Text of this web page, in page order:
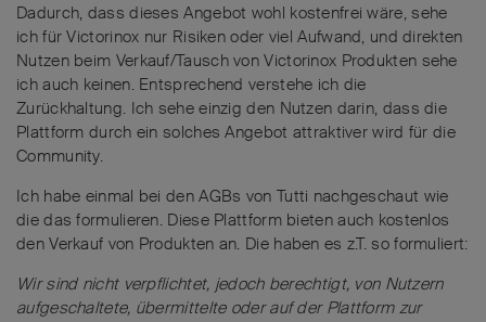
Dadurch, dass dieses Angebot wohl kostenfrei wäre, sehe
ich für Victorinox nur Risiken oder viel Aufwand, und direkten
Nutzen beim Verkauf/Tausch von Victorinox Produkten sehe
ich auch keinen. Entsprechend verstehe ich die
Zurückhaltung. Ich sehe einzig den Nutzen darin, dass die
Plattform durch ein solches Angebot attraktiver wird für die
Community.
Ich habe einmal bei den AGBs von Tutti nachgeschaut wie
die das formulieren. Diese Plattform bieten auch kostenlos
den Verkauf von Produkten an. Die haben es z.T. so formuliert:
Wir sind nicht verpflichtet, jedoch berechtigt, von Nutzern
aufgeschaltete, übermittelte oder auf der Plattform zur